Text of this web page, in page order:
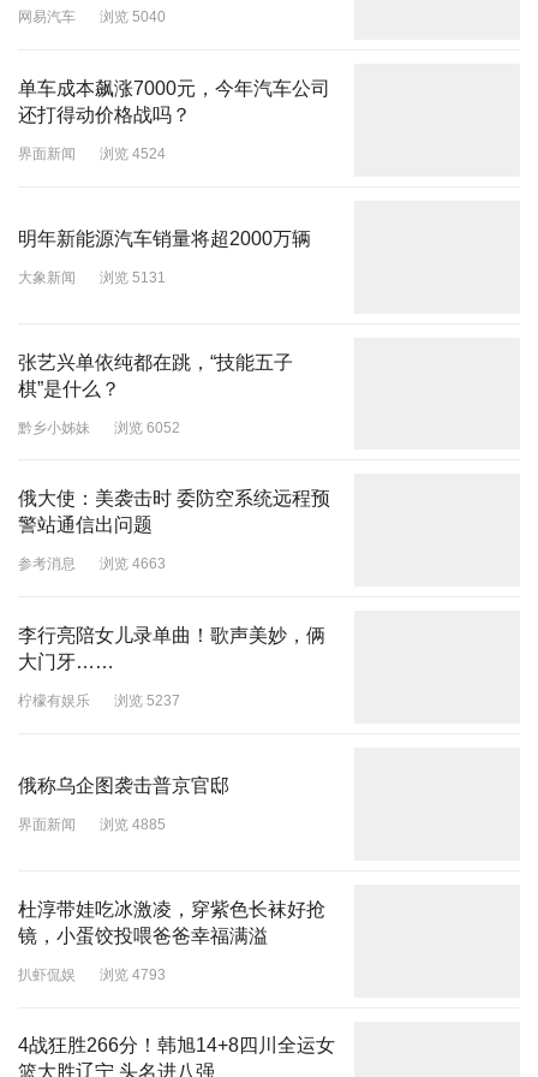
网易汽车 浏览 5040
单车成本飙涨7000元，今年汽车公司
还打得动价格战吗？
界面新闻 浏览 4524
明年新能源汽车销量将超2000万辆
大象新闻 浏览 5131
张艺兴单依纯都在跳，“技能五子
棋”是什么？
黔乡小姊妹 浏览 6052
俄大使：美袭击时 委防空系统远程预
警站通信出问题
参考消息 浏览 4663
李行亮陪女儿录单曲！歌声美妙，俩
大门牙……
柠檬有娱乐 浏览 5237
俄称乌企图袭击普京官邸
界面新闻 浏览 4885
杜淳带娃吃冰激凌，穿紫色长袜好抢
镜，小蛋饺投喂爸爸幸福满溢
扒虾侃娱 浏览 4793
4战狂胜266分！韩旭14+8四川全运女
篮大胜辽宁 头名进八强